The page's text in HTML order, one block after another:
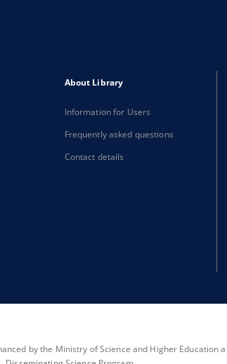
About Library
Information for Users
Frequently asked questions
Contact details
by the Ministry of Science and Higher Education